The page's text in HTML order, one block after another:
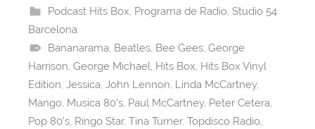
e
b
o
o
k
a
s
s
p
p
e gr
m
er
Podcast Hits Box, Programa de Radio, Studio 54
Barcelona
Bananarama, Beatles, Bee Gees, George
Harrison, George Michael, Hits Box, Hits Box Vinyl
Edition, Jessica, John Lennon, Linda McCartney,
Mango, Musica 80's, Paul McCartney, Peter Cetera,
Pop 80's, Ringo Star, Tina Turner, Topdisco Radio,